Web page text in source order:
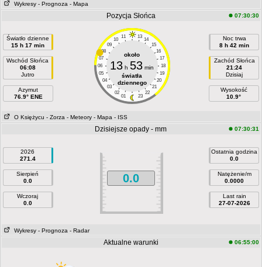
Wykresy - Prognoza - Mapa
Pozycja Słońca 07:30:30
Światło dzienne
15 h 17 min
Wschód Słońca
06:08
Jutro
Azymut
76.9° ENE
11 13
10
14
09
15
08
16
07
17
06
18
05
19
04
20
03
21
02
22
01 23
około
13 h 53 min
światła
dziennego
Noc trwa
8 h 42 min
Zachód Słońca
21:24
Dzisiaj
Wysokość
10.9°
O Księżycu - Zorza - Meteory - Mapa - ISS
Dzisiejsze opady - mm 07:30:31
2026
271.4
Sierpień
0.0
Wczoraj
0.0
0.0
Ostatnia godzina
0.0
Natężenie/m
0.0000
Last rain
27-07-2026
Wykresy - Prognoza - Radar
Aktualne warunki 06:55:00